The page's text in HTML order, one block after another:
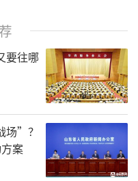
佛是大自然不经意
洋中的野菊花摇曳
像是精心雕琢的艺
与晚霞交相辉映，
，一切尘世的喧嚣
松软的泥土，身旁
要往哪
场”？
案